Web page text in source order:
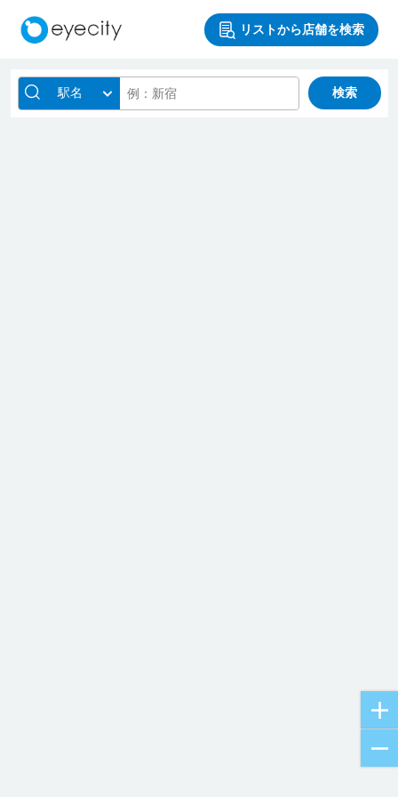
リストから店舗を検索
駅名 検索